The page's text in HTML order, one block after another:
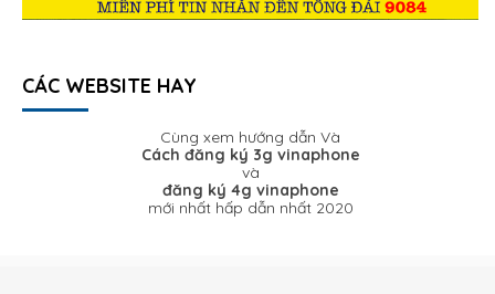
CÁC WEBSITE HAY
Cùng xem hướng dẫn Và
Cách đăng ký 3g vinaphone
và
đăng ký 4g vinaphone
mới nhất hấp dẫn nhất 2020